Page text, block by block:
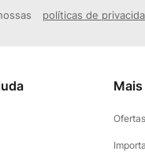
políticas de